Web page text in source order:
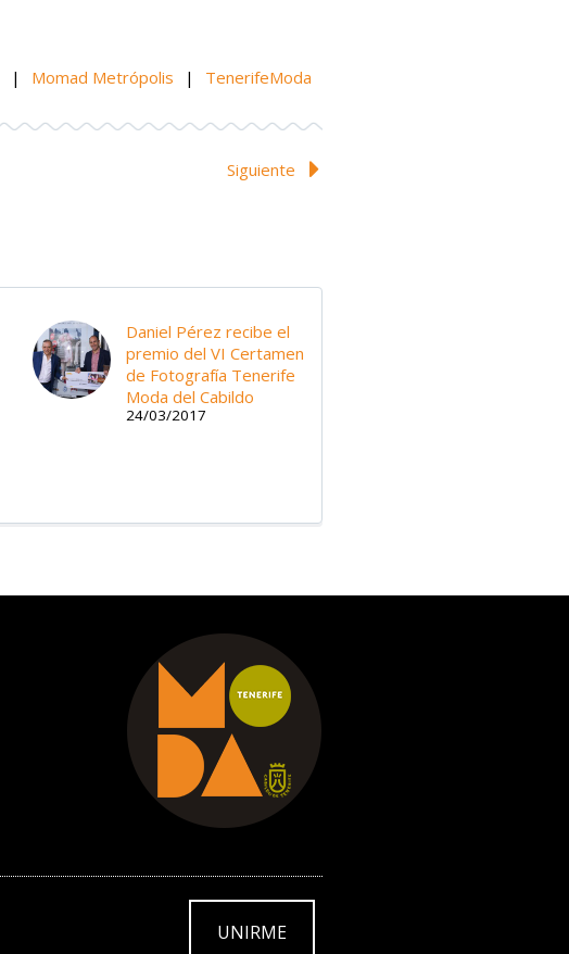
| Momad Metrópolis | TenerifeModa
Siguiente
Daniel Pérez recibe el
premio del VI Certamen
de Fotografía Tenerife
Moda del Cabildo
24/03/2017
UNIRME